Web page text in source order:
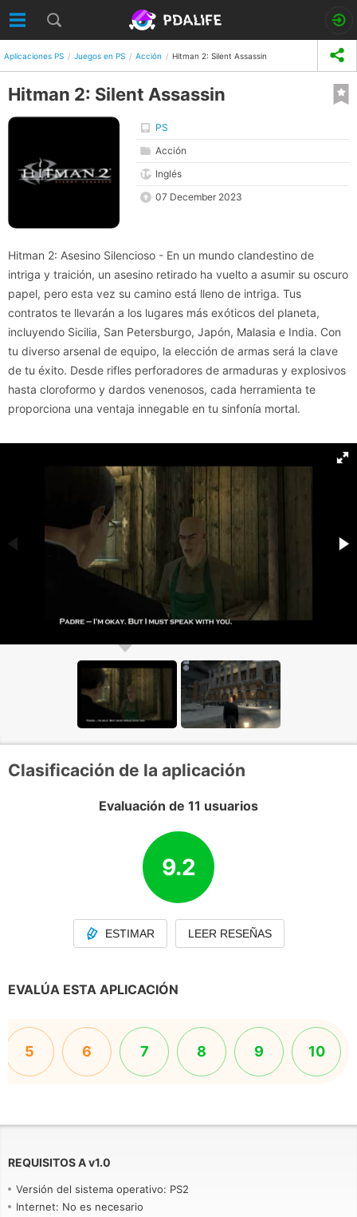
Aplicaciones PS Juegos en PS Acción Hitman 2: Silent Assassin
Hitman 2: Silent Assassin
PS
Acción
Inglés
07 December 2023
Hitman 2: Asesino Silencioso - En un mundo clandestino de
intriga y traición, un asesino retirado ha vuelto a asumir su oscuro
papel, pero esta vez su camino está lleno de intriga. Tus
contratos te llevarán a los lugares más exóticos del planeta,
incluyendo Sicilia, San Petersburgo, Japón, Malasia e India. Con
tu diverso arsenal de equipo, la elección de armas será la clave
de tu éxito. Desde rifles perforadores de armaduras y explosivos
hasta cloroformo y dardos venenosos, cada herramienta te
proporciona una ventaja innegable en tu sinfonía mortal.
Clasificación de la aplicación
Evaluación de 11 usuarios
9.2
ESTIMAR LEER RESEÑAS
EVALÚA ESTA APLICACIÓN
5 6 7 8 9 10
REQUISITOS Av1.0
Versión del sistema operativo: PS2
Internet: No es necesario